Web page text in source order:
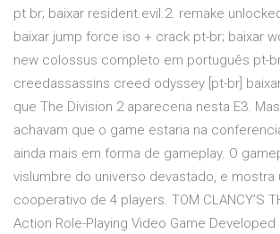
pt br; baixar resident.evil.2. remake
baixar jump force iso + crack pt-br; baixar
new colossus completo em português pt-
creedassassins creed odyssey [pt-br]
que The Division 2 apareceria nesta E3.
achavam que o game estaria na
ainda mais em forma de gameplay. O
vislumbre do universo devastado, e mostra
cooperativo de 4 players. TOM CLANCY’S
Action Role-Playing Video Game Developed